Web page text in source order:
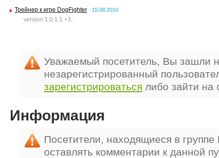
Трейнер к игре DogFighter 15.08.2010
version 1.0.1.1 +3..
Уважаемый посетитель, Вы зашли
незарегистрированный
зарегистрироваться либо зайти на
Информация
Посетители, находящиеся в группе
оставлять комментарии к данной